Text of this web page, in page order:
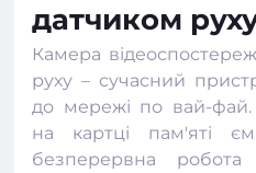
датчиком
Камера
руху – сучасний
до мережі по вай-фай.
на картці пам'яті
безперервна